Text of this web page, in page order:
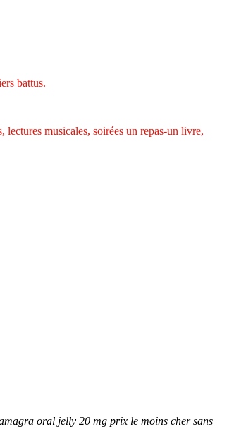
battus.
musicales, soirées un repas-un livre,
oral jelly 20 mg prix le moins cher sans